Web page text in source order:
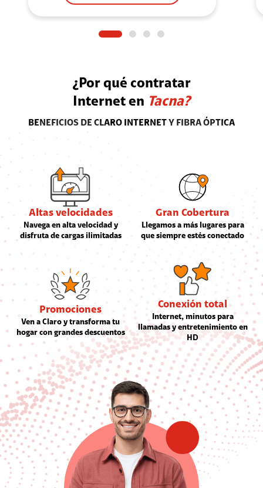
Más Información
¿Por qué contratar
Internet en Tacna?
BENEFICIOS DE CLARO INTERNET Y FIBRA ÓPTICA
Altas velocidades
Navega en alta velocidad y
disfruta de cargas ilimitadas
Gran Cobertura
Llegamos a más lugares para
que siempre estés conectado
Promociones
Ven a Claro y transforma tu
hogar con grandes descuentos
Conexión total
Internet, minutos para
llamadas y entretenimiento en
HD